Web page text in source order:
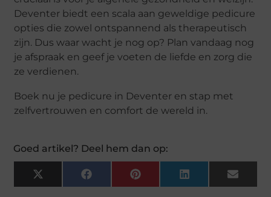
Deventer biedt een scala aan geweldige pedicure
opties die zowel ontspannend als therapeutisch
zijn. Dus waar wacht je nog op? Plan vandaag nog
je afspraak en geef je voeten de liefde en zorg die
ze verdienen.
Boek nu je pedicure in Deventer en stap met
zelfvertrouwen en comfort de wereld in.
Goed artikel? Deel hem dan op:
X
(
F
A
P
I
L
I
E
M